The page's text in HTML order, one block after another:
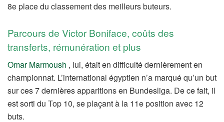
8e place du classement des meilleurs buteurs.
Parcours de Victor Boniface, coûts des
transferts, rémunération et plus
Omar Marmoush , lui, était en difficulté dernièrement en
championnat. L’international égyptien n’a marqué qu’un but
sur ces 7 dernières apparitions en Bundesliga. De ce fait, il
est sorti du Top 10, se plaçant à la 11e position avec 12
buts.